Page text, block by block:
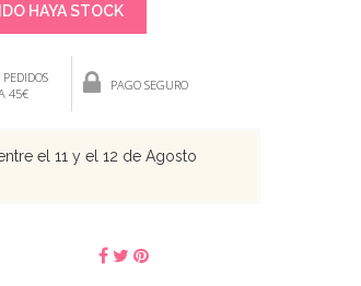
HAYA STOCK
45€
PAGO SEGURO
el 11 y el 12 de Agosto